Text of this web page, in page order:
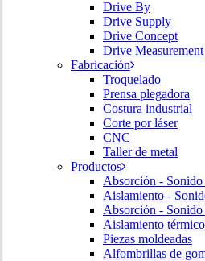
Drive By
Drive Supply
Drive Concept
Drive Measurement
Fabricación
Troquelado
Prensa plegadora
Costura industrial
Corte por láser
CNC
Taller de metal
Productos
Absorción - Sonido
Aislamiento -
Absorción - Sonido
Aislamiento térmico
Piezas moldeadas
Alfombrillas de